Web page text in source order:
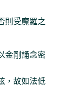
則受魔羅之
金剛誦念密
，故如法低